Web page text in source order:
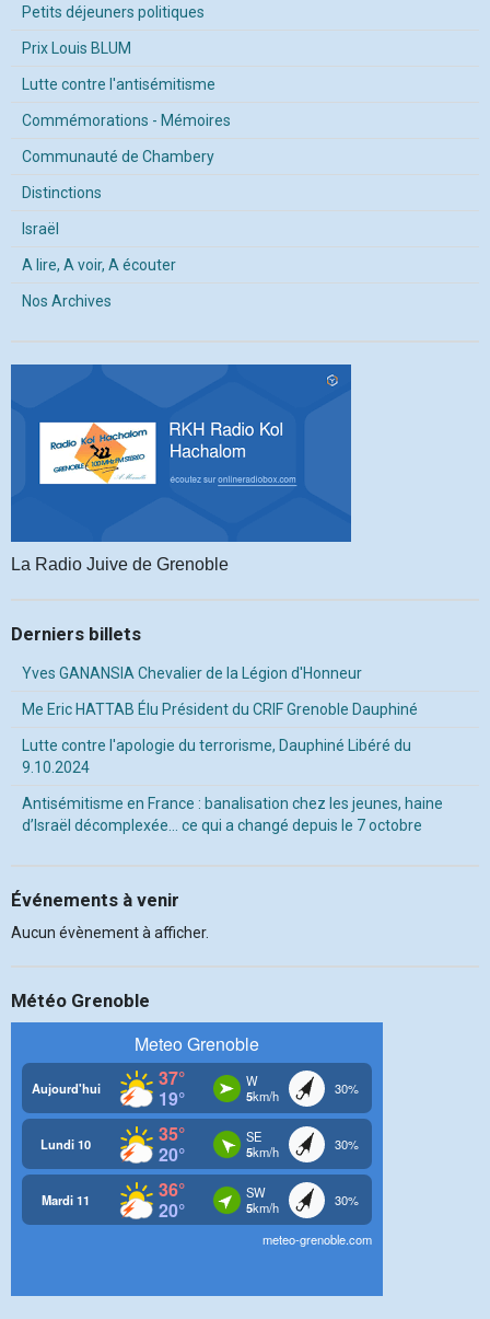
Petits déjeuners politiques
Prix Louis BLUM
Lutte contre l'antisémitisme
Commémorations - Mémoires
Communauté de Chambery
Distinctions
Israël
A lire, A voir, A écouter
Nos Archives
La Radio Juive de Grenoble
Derniers billets
Yves GANANSIA Chevalier de la Légion d'Honneur
Me Eric HATTAB Élu Président du CRIF Grenoble Dauphiné
Lutte contre l'apologie du terrorisme, Dauphiné Libéré du
9.10.2024
Antisémitisme en France : banalisation chez les jeunes, haine
d’Israël décomplexée… ce qui a changé depuis le 7 octobre
Événements à venir
Aucun évènement à afficher.
Météo Grenoble